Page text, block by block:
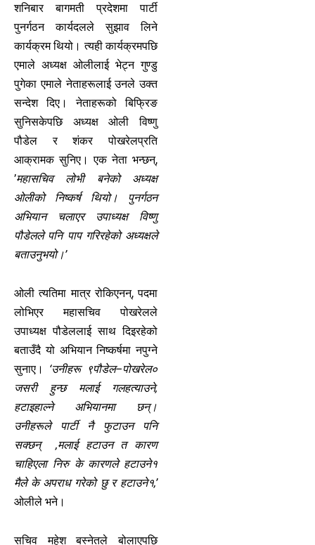
शनिबार बागमती प्रदेशमा पार्टी
पुनर्गठन कार्यदलले सुझाव लिने
कार्यक्रम थियो। त्यही कार्यक्रमपछि
एमाले अध्यक्ष ओलीलाई भेट्न गुण्डु
पुगेका एमाले नेताहरूलाई उनले उक्त
सन्देश दिए। नेताहरूको बिफ्रिङ
सुनिसकेपछि अध्यक्ष ओली विष्णु
पौडेल र शंकर पोखरेलप्रति
आक्रामक सुनिए। एक नेता भन्छन्,
’महासचिव लोभी बनेको अध्यक्ष
ओलीको निष्कर्ष थियो। पुनर्गठन
अभियान चलाएर उपाध्यक्ष विष्णु
पौडेलले पनि पाप गरिरहेको अध्यक्षले
बताउनुभयो।’
ओली त्यतिमा मात्र रोकिएनन्, पदमा
लोभिएर महासचिव पोखरेलले
उपाध्यक्ष पौडेललाई साथ दिइरहेको
बताउँदै यो अभियान निष्कर्षमा नपुग्ने
सुनाए। ‘उनीहरू ९पौडेल–पोखरेल०
जसरी हुन्छ मलाई गलहत्याउने,
हटाइहाल्ने अभियानमा छन्।
उनीहरूले पार्टी नै फुटाउन पनि
सक्छन् ,मलाई हटाउन त कारण
चाहिएला निरु के कारणले हटाउने१
मैले के अपराध गरेको छु र हटाउने१,’
ओलीले भने।
सचिव महेश बस्नेतले बोलाएपछि